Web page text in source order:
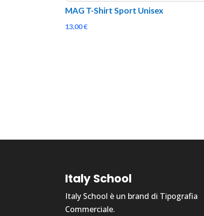
MAG T-Shirt Sport Unisex
13,00€
Italy School
Italy School è un brand di Tipografia
Commerciale.